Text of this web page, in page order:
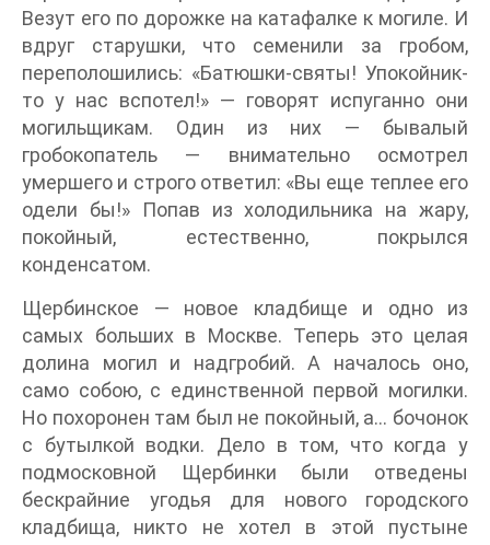
Везут его по дорожке на катафалке к могиле. И
вдруг старушки, что семенили за гробом,
переполошились: «Батюшки-святы! Упокойник-
то у нас вспотел!» — говорят испуганно они
могильщикам. Один из них — бывалый
гробокопатель — внимательно осмотрел
умершего и строго ответил: «Вы еще теплее его
одели бы!» Попав из холодильника на жару,
покойный, естественно, покрылся
конденсатом.
Щербинское — новое кладбище и одно из
самых больших в Москве. Теперь это целая
долина могил и надгробий. А началось оно,
само собою, с единственной первой могилки.
Но похоронен там был не покойный, а… бочонок
с бутылкой водки. Дело в том, что когда у
подмосковной Щербинки были отведены
бескрайние угодья для нового городского
кладбища, никто не хотел в этой пустыне